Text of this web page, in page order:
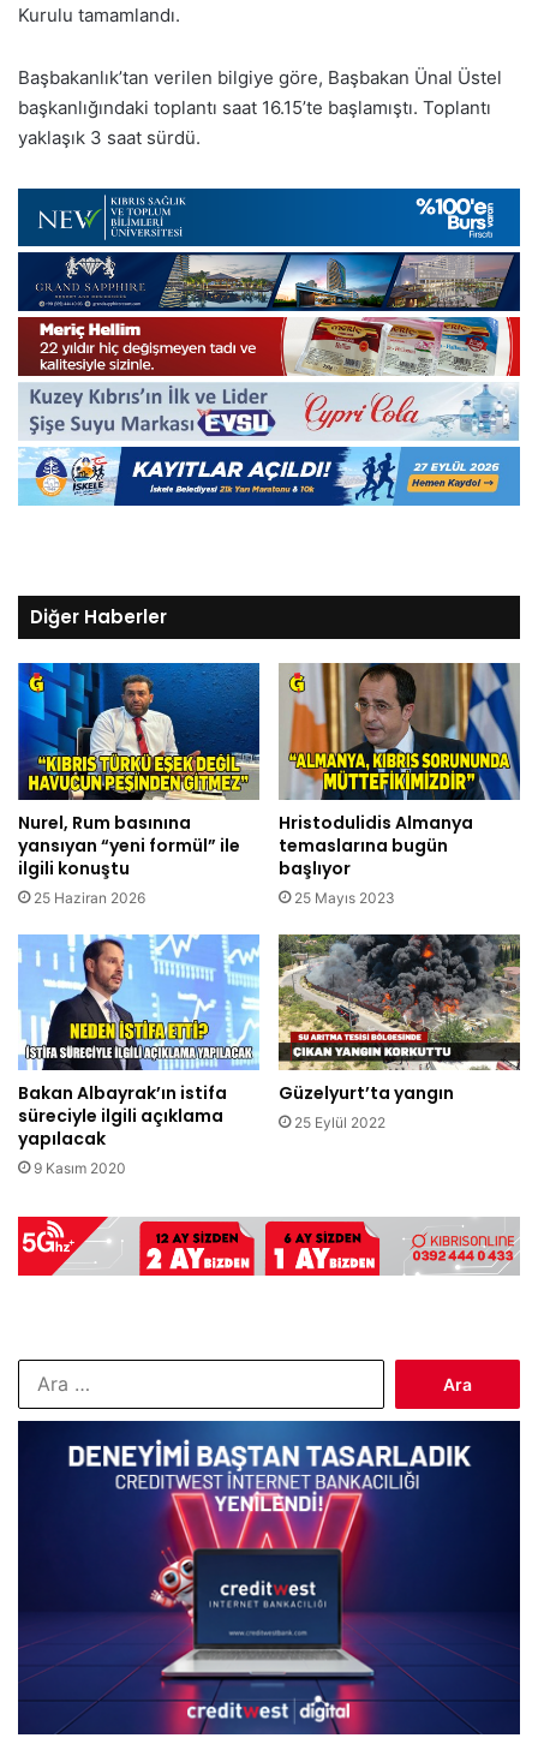
Kurulu tamamlandı.
Başbakanlık’tan verilen bilgiye göre, Başbakan Ünal Üstel
başkanlığındaki toplantı saat 16.15’te başlamıştı. Toplantı
yaklaşık 3 saat sürdü.
Diğer Haberler
Nurel, Rum basınına
yansıyan “yeni formül” ile
ilgili konuştu
25 Haziran 2026
Hristodulidis Almanya
temaslarına bugün
başlıyor
25 Mayıs 2023
Bakan Albayrak’ın istifa
süreciyle ilgili açıklama
yapılacak
9 Kasım 2020
Güzelyurt’ta yangın
25 Eylül 2022